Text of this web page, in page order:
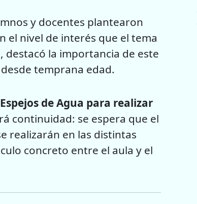
y docentes plantearon
nivel de interés que el tema
destacó la importancia de este
temprana edad.
de Agua para realizar
continuidad: se espera que el
realizarán en las distintas
concreto entre el aula y el